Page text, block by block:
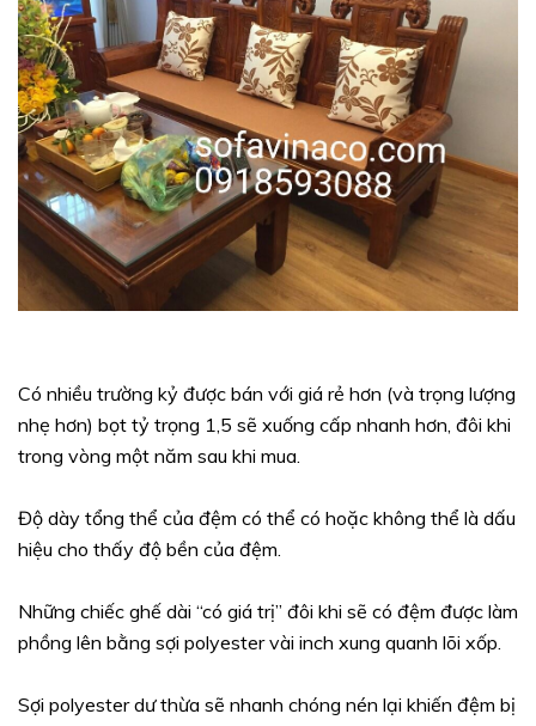
Có nhiều trường kỷ được bán với giá rẻ hơn (và trọng lượng
nhẹ hơn) bọt tỷ trọng 1,5 sẽ xuống cấp nhanh hơn, đôi khi
trong vòng một năm sau khi mua.
Độ dày tổng thể của đệm có thể có hoặc không thể là dấu
hiệu cho thấy độ bền của đệm.
Những chiếc ghế dài “có giá trị” đôi khi sẽ có đệm được làm
phồng lên bằng sợi polyester vài inch xung quanh lõi xốp.
Sợi polyester dư thừa sẽ nhanh chóng nén lại khiến đệm bị